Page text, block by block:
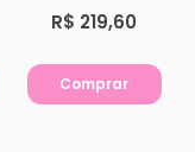
R$ 219,60
Comprar